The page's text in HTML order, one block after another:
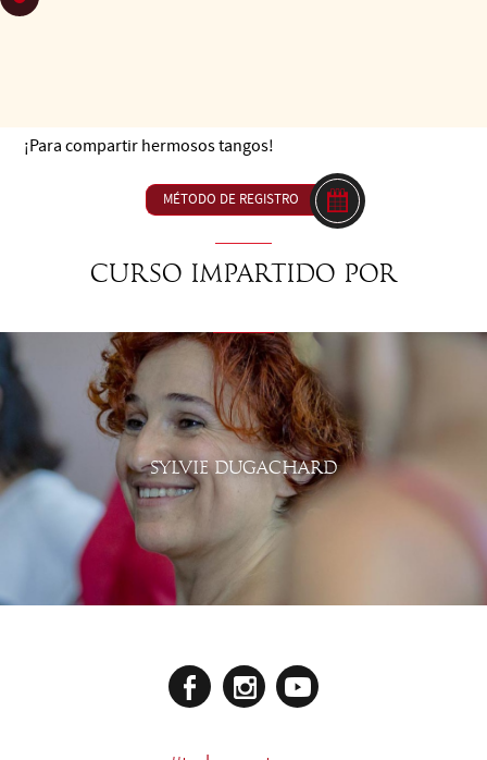
De la cabeza a los pies, despertar la conciencia corporal
¡Para compartir hermosos tangos!
MÉTODO DE REGISTRO
Curso impartido por
SYLVIE DUGACHARD